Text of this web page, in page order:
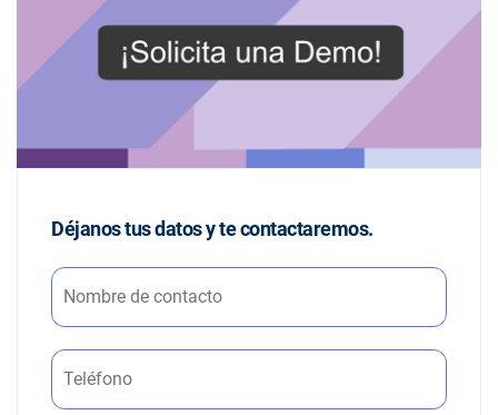
Déjanos tus datos y te contactaremos.